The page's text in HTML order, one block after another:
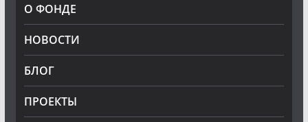
О ФОНДЕ
НОВОСТИ
БЛОГ
ПРОЕКТЫ